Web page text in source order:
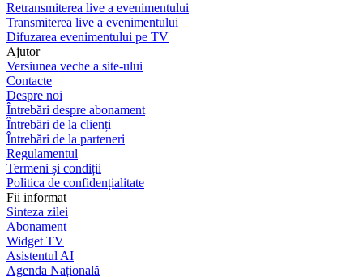
Retransmiterea live a evenimentului
Transmiterea live a evenimentului
Difuzarea evenimentului pe TV
Ajutor
Versiunea veche a site-ului
Contacte
Despre noi
Întrebări despre abonament
Întrebări de la clienți
Întrebări de la parteneri
Regulamentul
Termeni și condiții
Politica de confidențialitate
Fii informat
Sinteza zilei
Abonament
Widget TV
Asistentul AI
Agenda Națională